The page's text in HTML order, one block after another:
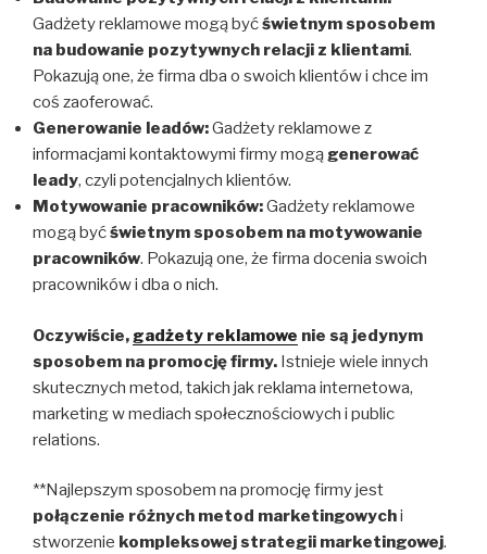
Gadżety reklamowe mogą byćświetnym sposobem
na budowanie pozytywnych relacji z klientami.
Pokazują one, że firma dba o swoich klientów i chce im
coś zaoferować.
Generowanie leadów:Gadżety reklamowe z
informacjami kontaktowymi firmy mogągenerować
leady, czyli potencjalnych klientów.
Motywowanie pracowników:Gadżety reklamowe
mogą byćświetnym sposobem na motywowanie
pracowników. Pokazują one, że firma docenia swoich
pracowników i dba o nich.
Oczywiście,gadżety reklamowe nie są jedynym
sposobem na promocję firmy. Istnieje wiele innych
skutecznych metod, takich jak reklama internetowa,
marketing w mediach społecznościowych i public
relations.
**Najlepszym sposobem na promocję firmy jest
połączenie różnych metod marketingowychi
stworzenie kompleksowej strategii marketingowej.